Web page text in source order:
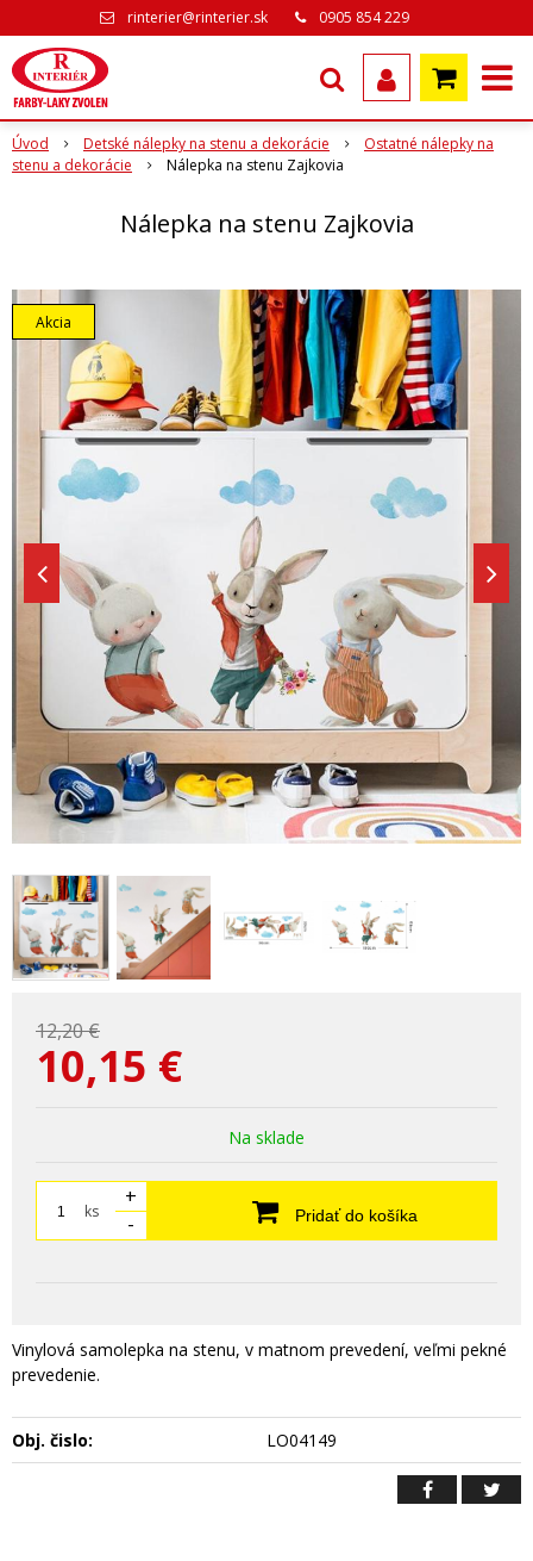
rinterier@rinterier.sk 0905 854 229
Úvod Detské nálepky na stenu a dekorácie
Ostatné nálepky na
stenu a dekorácie
Nálepka na stenu Zajkovia
Nálepka na stenu Zajkovia
Akcia
12,20 €
10,15 €
Na sklade
ks
+
-
Pridať do košíka
Vinylová samolepka na stenu, v matnom prevedení, veľmi pekné
prevedenie.
Obj. čislo: LO04149